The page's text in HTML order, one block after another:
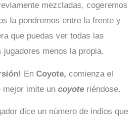
mezcladas, cogeremos
la pondremos entre la frente y
que puedas ver todas las
menos la propia.
En Coyote, comienza el
mejor imite un coyote riéndose.
dice un número de indios que